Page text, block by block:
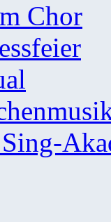
Chor